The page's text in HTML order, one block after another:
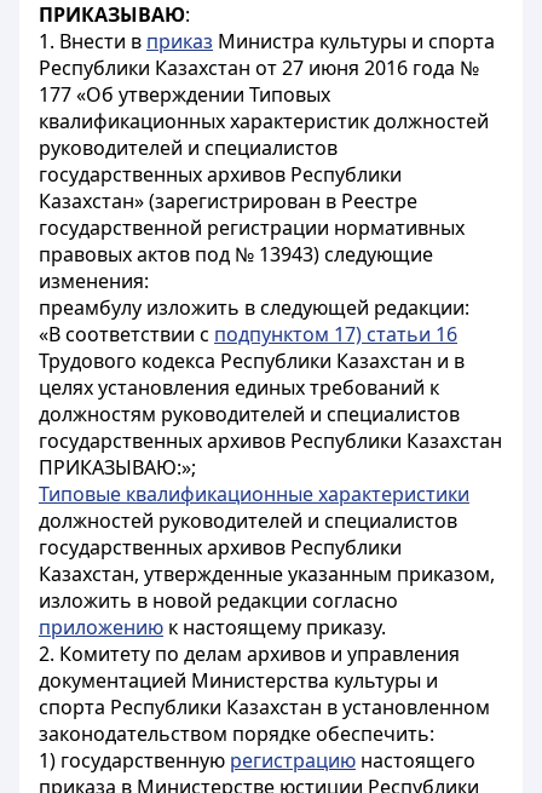
ПРИКАЗЫВАЮ:
1. Внести в приказ Министра культуры и спорта
Республики Казахстан от 27 июня 2016 года №
177 «Об утверждении Типовых
квалификационных характеристик должностей
руководителей и специалистов
государственных архивов Республики
Казахстан» (зарегистрирован в Реестре
государственной регистрации нормативных
правовых актов под № 13943) следующие
изменения:
преамбулу изложить в следующей редакции:
«В соответствии с подпунктом 17) статьи 16
Трудового кодекса Республики Казахстан и в
целях установления единых требований к
должностям руководителей и специалистов
государственных архивов Республики Казахстан
ПРИКАЗЫВАЮ:»;
Типовые квалификационные характеристики
должностей руководителей и специалистов
государственных архивов Республики
Казахстан, утвержденные указанным приказом,
изложить в новой редакции согласно
приложению к настоящему приказу.
2. Комитету по делам архивов и управления
документацией Министерства культуры и
спорта Республики Казахстан в установленном
законодательством порядке обеспечить:
1) государственную регистрацию настоящего
приказа в Министерстве юстиции Республики